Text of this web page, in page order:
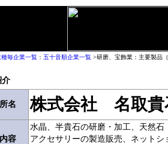
種毎企業一覧 ： 五十音順企業一覧 >研磨、宝飾業：主要製品
介
名 株式会社 名取貴
容
水晶、半貴石の研磨・加工、天然石
アクセサリーの製造販売、ネットシ